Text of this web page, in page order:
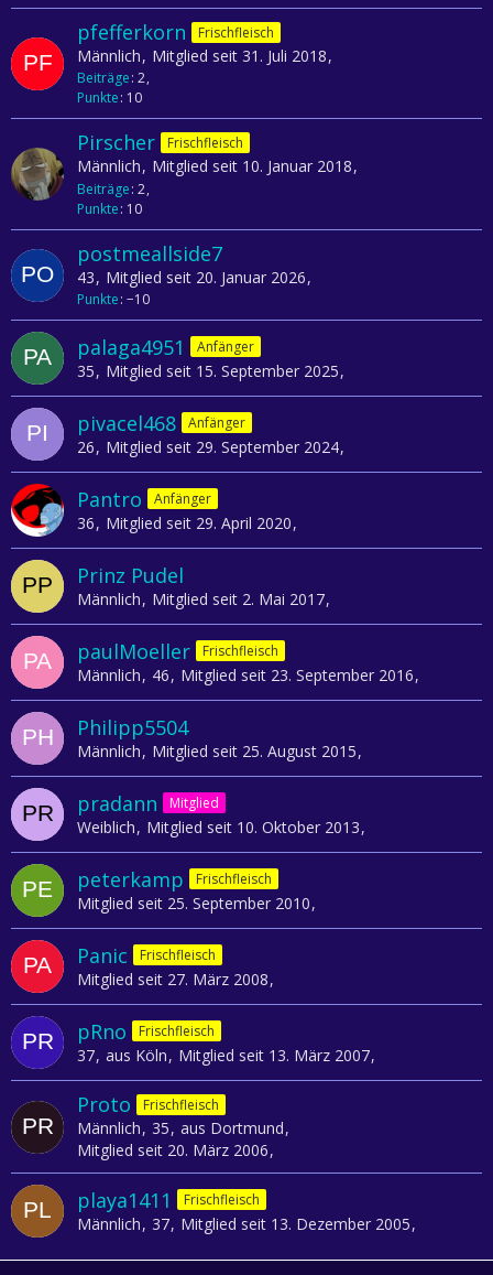
pfefferkorn Frischfleisch
Männlich Mitglied seit 31. Juli 2018
Beiträge 2
Punkte 10
Pirscher Frischfleisch
Männlich Mitglied seit 10. Januar 2018
Beiträge 2
Punkte 10
postmeallside7
43 Mitglied seit 20. Januar 2026
Punkte −10
palaga4951 Anfänger
35 Mitglied seit 15. September 2025
pivacel468 Anfänger
26 Mitglied seit 29. September 2024
Pantro Anfänger
36 Mitglied seit 29. April 2020
Prinz Pudel
Männlich Mitglied seit 2. Mai 2017
paulMoeller Frischfleisch
Männlich 46 Mitglied seit 23. September 2016
Philipp5504
Männlich Mitglied seit 25. August 2015
pradann Mitglied
Weiblich Mitglied seit 10. Oktober 2013
peterkamp Frischfleisch
Mitglied seit 25. September 2010
Panic Frischfleisch
Mitglied seit 27. März 2008
pRno Frischfleisch
37 aus Köln Mitglied seit 13. März 2007
Proto Frischfleisch
Männlich 35 aus Dortmund
Mitglied seit 20. März 2006
playa1411 Frischfleisch
Männlich 37 Mitglied seit 13. Dezember 2005